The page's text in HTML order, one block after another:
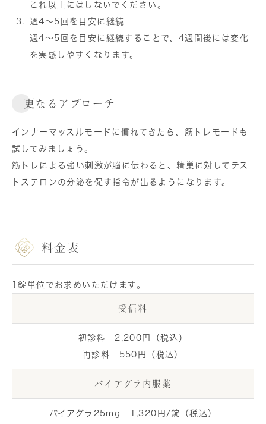
これ以上にはしないでください。
週4〜5回を目安に継続
週4〜5回を目安に継続することで、4週間後には変化
を実感しやすくなります。
更なるアプローチ
インナーマッスルモードに慣れてきたら、筋トレモードも
試してみましょう。
筋トレによる強い刺激が脳に伝わると、精巣に対してテス
トステロンの分泌を促す指令が出るようになります。
料金表
1錠単位でお求めいただけます。
受信料
初診料 2,200円（税込）
再診料 550円（税込）
バイアグラ内服薬
バイアグラ25mg 1,320円/錠（税込）